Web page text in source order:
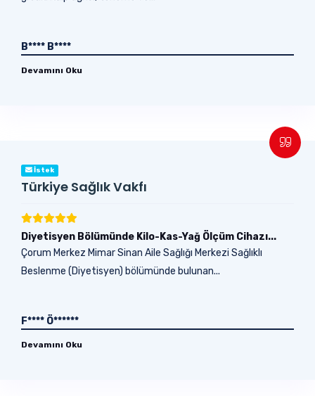
B**** B****
Devamını Oku
İstek
Türkiye Sağlık Vakfı
Diyetisyen Bölümünde Kilo-Kas-Yağ Ölçüm Cihazı...
Çorum Merkez Mimar Sinan Aile Sağlığı Merkezi Sağlıklı
Beslenme (Diyetisyen) bölümünde bulunan...
F**** Ö******
Devamını Oku